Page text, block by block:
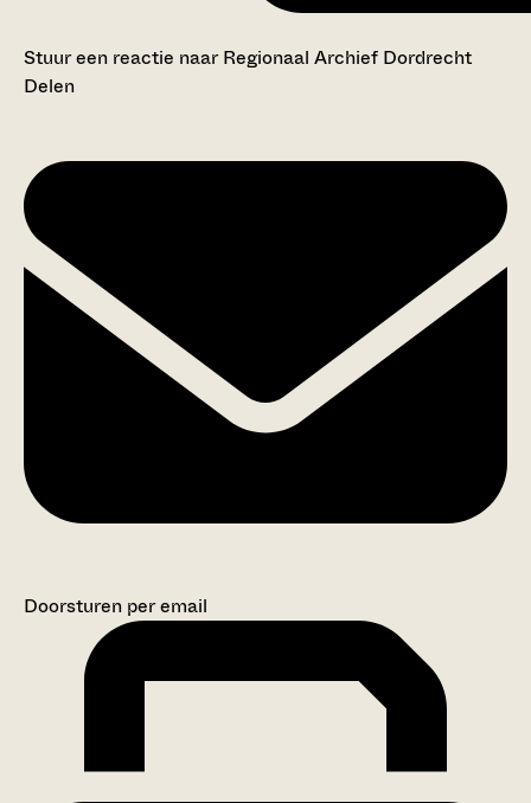
Stuur een reactie naar Regionaal Archief Dordrecht
Delen
Doorsturen per email